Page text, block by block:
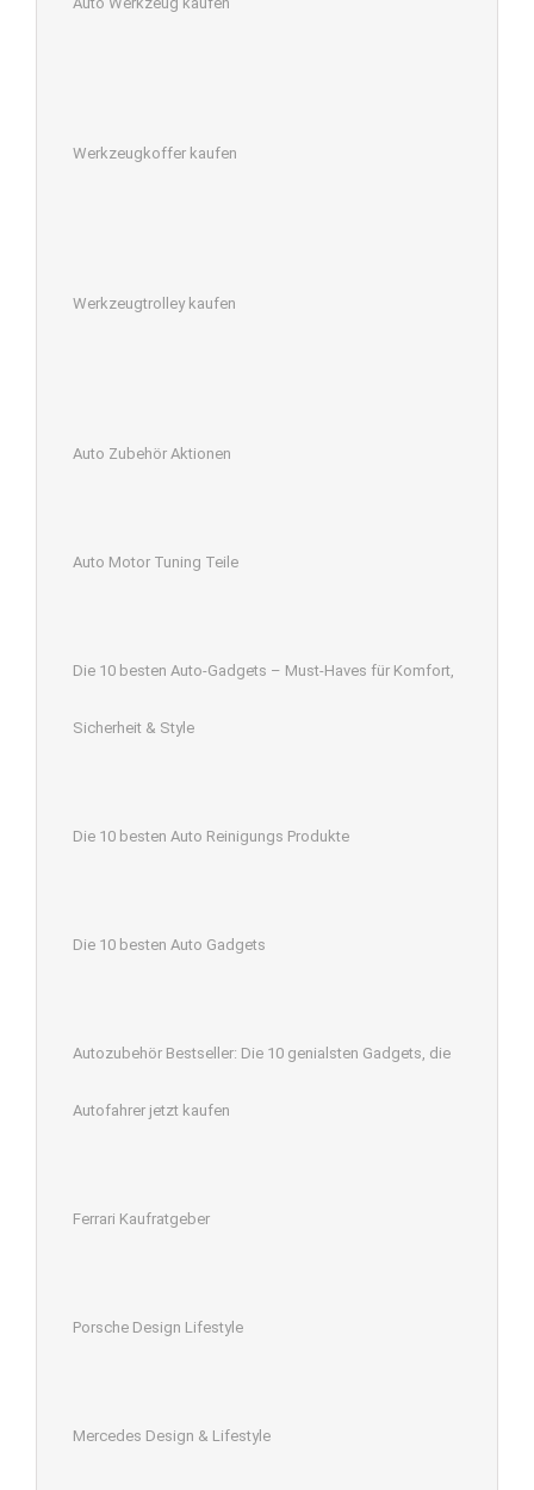
Werkzeugkoffer kaufen
Werkzeugtrolley kaufen
Auto Zubehör Aktionen
Auto Motor Tuning Teile
Die 10 besten Auto-Gadgets – Must-Haves für Komfort,
Sicherheit & Style
Die 10 besten Auto Reinigungs Produkte
Die 10 besten Auto Gadgets
Autozubehör Bestseller: Die 10 genialsten Gadgets, die
Autofahrer jetzt kaufen
Ferrari Kaufratgeber
Porsche Design Lifestyle
Mercedes Design & Lifestyle